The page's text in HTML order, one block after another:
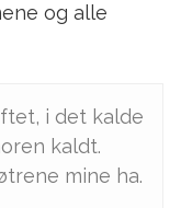
og alle
i det kalde
kaldt.
mine ha.